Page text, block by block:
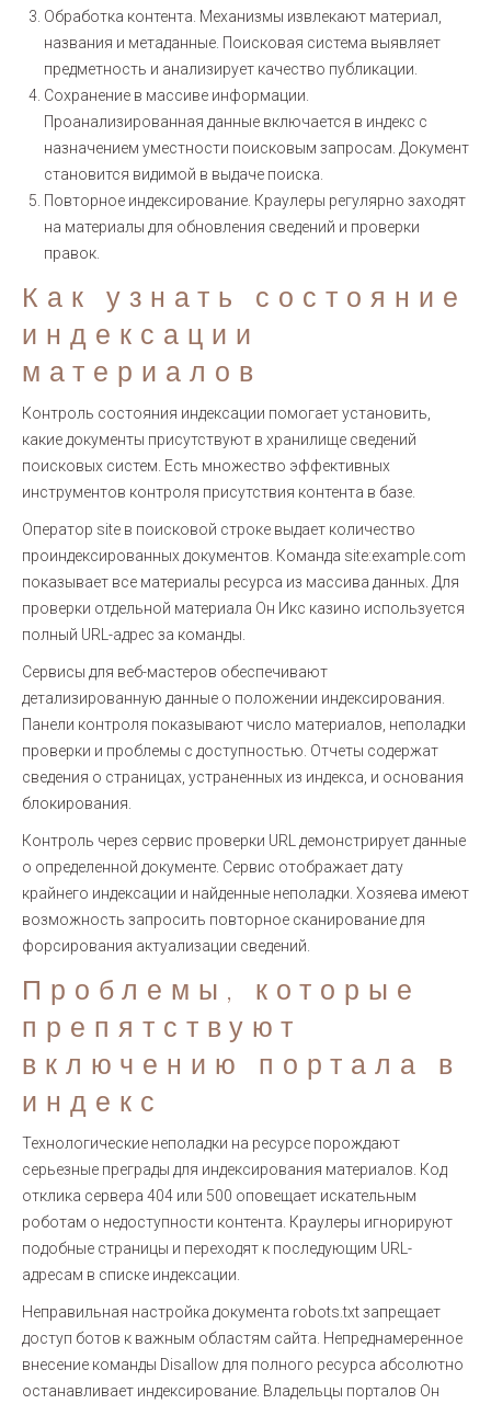
Обработка контента. Механизмы извлекают материал,
названия и метаданные. Поисковая система выявляет
предметность и анализирует качество публикации.
Сохранение в массиве информации.
Проанализированная данные включается в индекс с
назначением уместности поисковым запросам. Документ
становится видимой в выдаче поиска.
Повторное индексирование. Краулеры регулярно заходят
на материалы для обновления сведений и проверки
правок.
Как узнать состояние
индексации
материалов
Контроль состояния индексации помогает установить,
какие документы присутствуют в хранилище сведений
поисковых систем. Есть множество эффективных
инструментов контроля присутствия контента в базе.
Оператор site в поисковой строке выдает количество
проиндексированных документов. Команда site:example.com
показывает все материалы ресурса из массива данных. Для
проверки отдельной материала Он Икс казино используется
полный URL-адрес за команды.
Сервисы для веб-мастеров обеспечивают
детализированную данные о положении индексирования.
Панели контроля показывают число материалов, неполадки
проверки и проблемы с доступностью. Отчеты содержат
сведения о страницах, устраненных из индекса, и основания
блокирования.
Контроль через сервис проверки URL демонстрирует данные
о определенной документе. Сервис отображает дату
крайнего индексации и найденные неполадки. Хозяева имеют
возможность запросить повторное сканирование для
форсирования актуализации сведений.
Проблемы, которые
препятствуют
включению портала в
индекс
Технологические неполадки на ресурсе порождают
серьезные преграды для индексирования материалов. Код
отклика сервера 404 или 500 оповещает искательным
роботам о недоступности контента. Краулеры игнорируют
подобные страницы и переходят к последующим URL-
адресам в списке индексации.
Неправильная настройка документа robots.txt запрещает
доступ ботов к важным областям сайта. Непреднамеренное
внесение команды Disallow для полного ресурса абсолютно
останавливает индексирование. Владельцы порталов Он